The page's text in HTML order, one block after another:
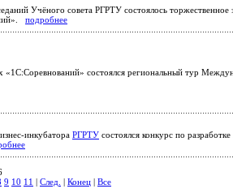
Учёного совета РГРТУ состоялось
подробнее
«1С:Соревнований» состоялся региональный тур
инкубатора РГРТУ состоялся конкурс по
9 10 11 След. Конец Все